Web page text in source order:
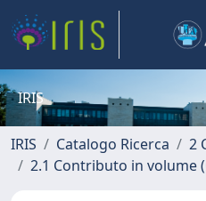
IRIS
IRIS Catalogo Ricerca
2
2.1 Contributo in volume